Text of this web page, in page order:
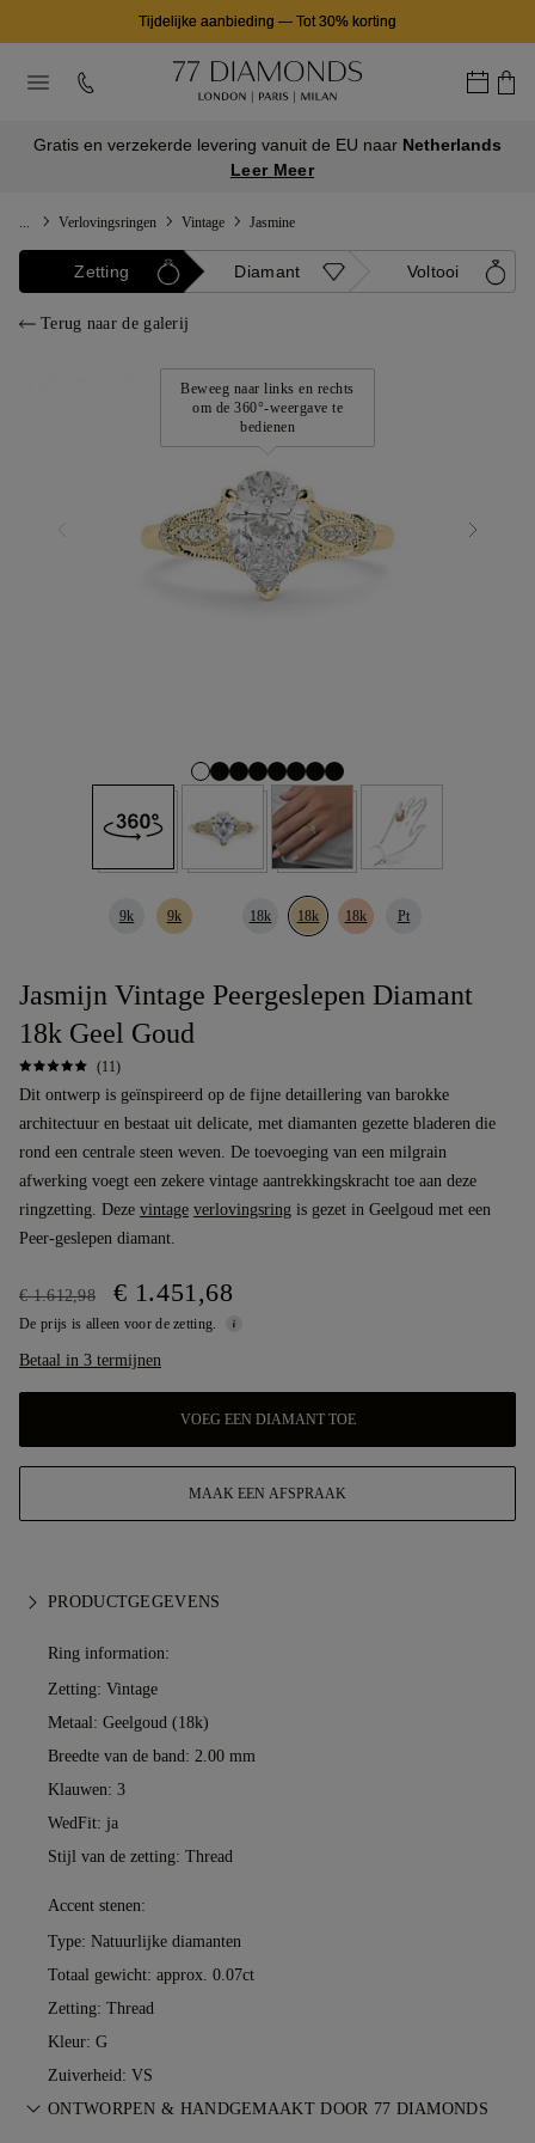
Tijdelijke aanbieding — Tot 30% korting
Gratis en verzekerde levering vanuit de EU naar Netherlands
Leer Meer
Verlovingsringen Vintage Jasmine
Zetting Diamant Voltooi
Terug naar de galerij
Beweeg naar links en rechts
om de 360°-weergave te
bedienen
9k 9k 18k 18k 18k Pt
Jasmijn Vintage Peergeslepen Diamant
18k Geel Goud
(11)
Dit ontwerp is geïnspireerd op de fijne detaillering van barokke
architectuur en bestaat uit delicate, met diamanten gezette bladeren die
rond een centrale steen weven. De toevoeging van een milgrain
afwerking voegt een zekere vintage aantrekkingskracht toe aan deze
ringzetting. Deze vintage verlovingsring is gezet in Geelgoud met een
Peer-geslepen diamant.
€ 1.612,98 € 1.451,68
De prijs is alleen voor de zetting.
Betaal in 3 termijnen
VOEG EEN DIAMANT TOE
MAAK EEN AFSPRAAK
PRODUCTGEGEVENS
Ring information:
Zetting: Vintage
Metaal: Geelgoud (18k)
Breedte van de band: 2.00 mm
Klauwen: 3
WedFit: ja
Stijl van de zetting: Thread
Accent stenen:
Type: Natuurlijke diamanten
Totaal gewicht: approx. 0.07ct
Zetting: Thread
Kleur: G
Zuiverheid: VS
ONTWORPEN & HANDGEMAAKT DOOR 77 DIAMONDS